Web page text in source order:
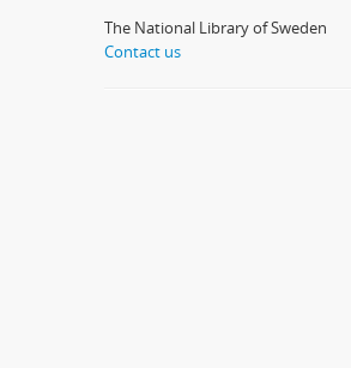
The National Library of Sweden
Contact us